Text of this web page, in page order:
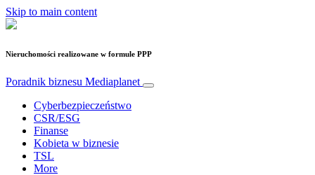
Skip to main content
Nieruchomości realizowane w formule PPP
Poradnik biznesu Mediaplanet
Cyberbezpieczeństwo
CSR/ESG
Finanse
Kobieta w biznesie
TSL
More